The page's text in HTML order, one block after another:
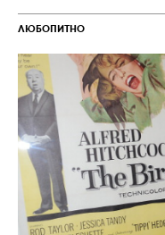
ЛЮБОПИТНО